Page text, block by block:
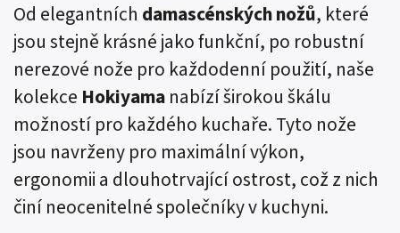
Od elegantních damascénských nožů, které
jsou stejně krásné jako funkční, po robustní
nerezové nože pro každodenní použití, naše
kolekce Hokiyamanabízí širokou škálu
možností pro každého kuchaře. Tyto nože
jsou navrženy pro maximální výkon,
ergonomii a dlouhotrvající ostrost, což z nich
činí neocenitelné společníky v kuchyni.